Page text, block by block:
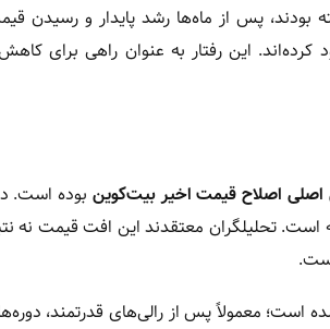
این رفتار به عنوان راهی برای
اصلی اصلاح قیمت اخیر بیت‌کوین بوده است.
است. تحلیلگران معتقدند این افت قیمت نه
معمولاً پس از رالی‌های قدرتمند،